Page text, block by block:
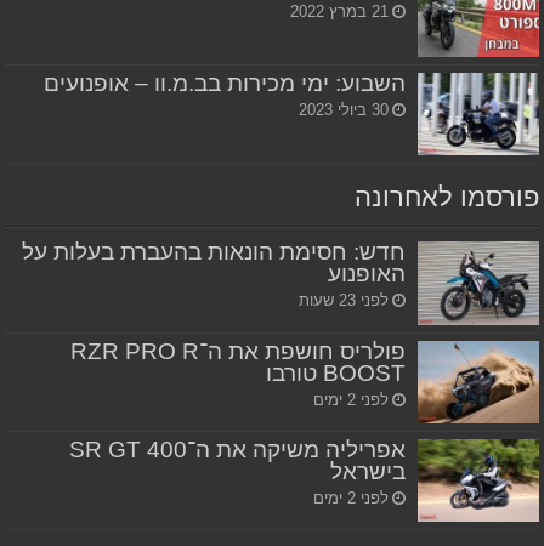
21 במרץ 2022
השבוע: ימי מכירות בב.מ.וו – אופנועים
30 ביולי 2023
פורסמו לאחרונה
חדש: חסימת הונאות בהעברת בעלות על
האופנוע
לפני 23 שעות
פולריס חושפת את ה־RZR PRO R
BOOST טורבו
לפני 2 ימים
אפריליה משיקה את ה־SR GT 400
בישראל
לפני 2 ימים